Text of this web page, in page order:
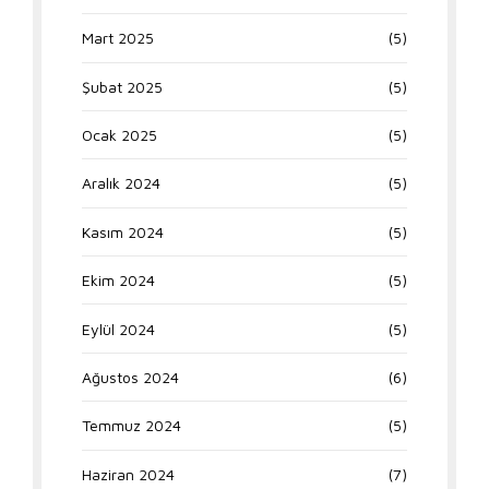
Mart 2025 (5)
Şubat 2025 (5)
Ocak 2025 (5)
Aralık 2024 (5)
Kasım 2024 (5)
Ekim 2024 (5)
Eylül 2024 (5)
Ağustos 2024 (6)
Temmuz 2024 (5)
Haziran 2024 (7)